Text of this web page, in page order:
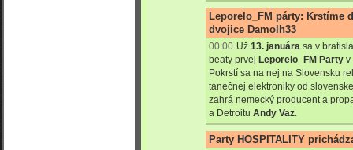
Leporelo_FM párty: Krstíme
dvojice Damolh33
00:00 Už 13. januára sa v
beaty prvej Leporelo_FM Party v
Pokrstí sa na nej na Slovensku
tanečnej elektroniky od
zahrá nemecký producent a
a Detroitu Andy Vaz.
Party HOSPITALITY